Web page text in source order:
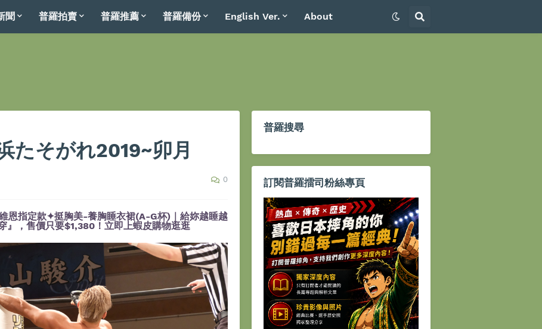
聞 普羅拍賣 普羅推薦 普羅備份 English Ver. About
たそがれ2019~卯月
0
恩指定款✦挺胸美-養胸睡衣裙(A-G杯)｜給妳越睡越
』，售價只要$1,380！立即上蝦皮購物逛逛
普羅搜尋
訂閱普羅擂司粉絲專頁